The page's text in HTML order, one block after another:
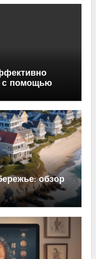
с помощью
обзор